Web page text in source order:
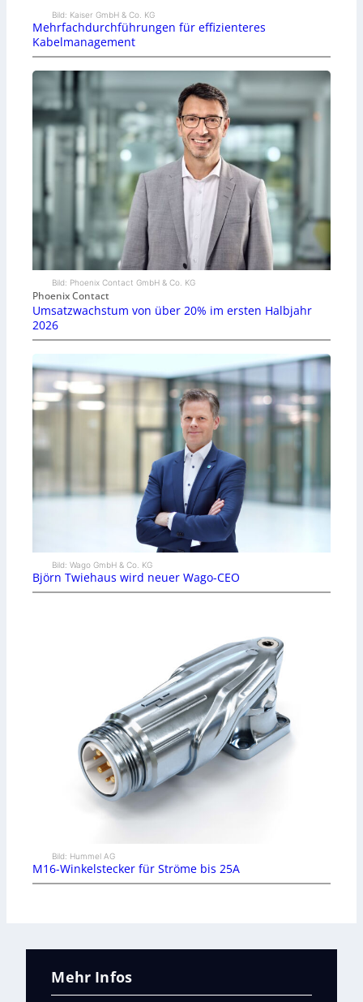
Bild: Kaiser GmbH & Co. KG
Mehrfachdurchführungen für effizienteres
Kabelmanagement
Bild: Phoenix Contact GmbH & Co. KG
Phoenix Contact
Umsatzwachstum von über 20% im ersten Halbjahr
2026
Bild: Wago GmbH & Co. KG
Björn Twiehaus wird neuer Wago-CEO
Bild: Hummel AG
M16-Winkelstecker für Ströme bis 25A
Mehr Infos